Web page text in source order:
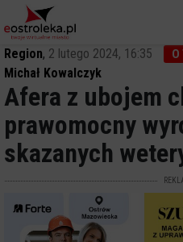
Region, 2 lutego 2024, 16:35 O
Michał Kowalczyk
Afera z ubojem
prawomocny
skazanych